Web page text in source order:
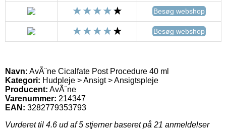
Besøg webshop
Besøg webshop
Navn: AvÃ¨ne Cicalfate Post Procedure 40 ml
Kategori: Hudpleje > Ansigt > Ansigtspleje
Producent: AvÃ¨ne
Varenummer: 214347
EAN: 3282779353793
Vurderet til 4.6 ud af 5 stjerner baseret på 21 anmeldelser